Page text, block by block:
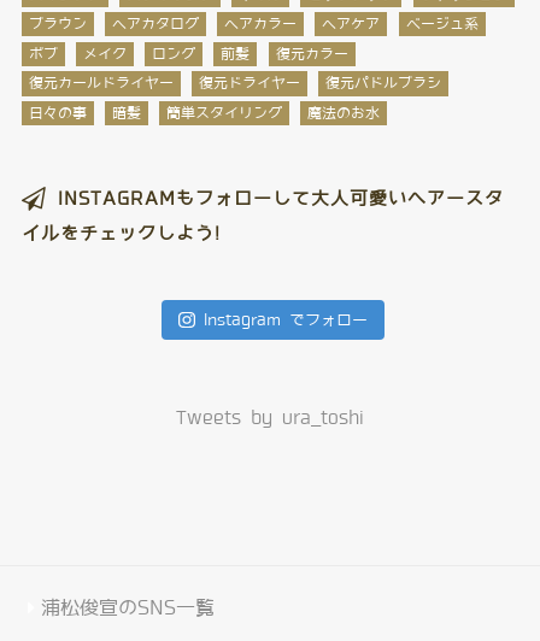
ブラウン
ヘアカタログ ヘアカラー ヘアケア
ベージュ系
ボブ
メイク ロング 前髪
復元カラー
復元カールドライヤー
復元ドライヤー
復元パドルブラシ
日々の事
暗髪 簡単スタイリング 魔法のお水
INSTAGRAMもフォローして大人可愛いヘアースタ
イルをチェックしよう!
Instagram でフォロー
Tweets by ura_toshi
浦松俊宣のSNS一覧